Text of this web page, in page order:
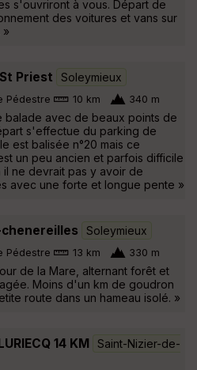
s'ouvriront à vous. Départ de
des voitures et vans sur
»
Priest Soleymieux
Pédestre 10 km 340 m
balade avec de beaux points de
s'effectue du parking de
est balisée n°20 mais ce
un peu ancien et parfois difficile
il ne devrait pas y avoir de
avec une forte et longue pente »
Soleymieux
Pédestre 13 km 330 m
de la Mare, alternant forêt et
Moins d'un km de goudron
route dans un hameau isolé. »
14 KM
Saint-Nizier-de-